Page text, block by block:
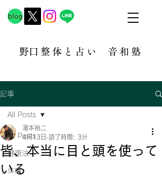
​野口整体と占い 音和塾​
記事
All Posts
健康法
体癖
All Posts
皆、本当に目と頭を使って
いる
湯本裕二
4月13日 読了時間: 3分